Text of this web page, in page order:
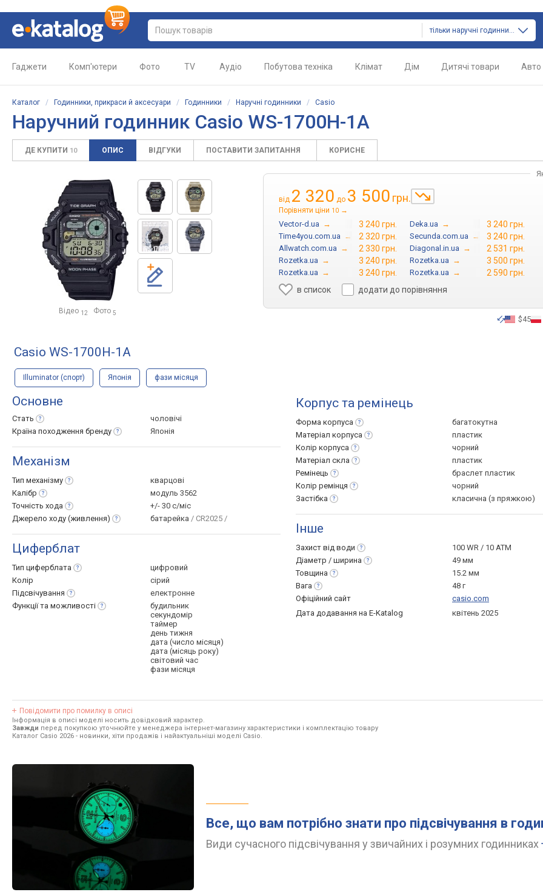
тільки наручні годинники
Гаджети Комп'ютери Фото TV Аудіо Побутова техніка Клімат Дім Дитячі товари Авто
Каталог / Годинники, прикраси й аксесуари / Годинники / Наручні годинники / Casio
Наручний годинник Casio WS-1700H-1A
ДЕ КУПИТИ 10 ОПИС ВІДГУКИ ПОСТАВИТИ ЗАПИТАННЯ КОРИСНЕ
Відео 12 Фото 5
від 2 320 до 3 500 грн.
Порівняти ціни 10 →
Vector-d.ua → 3 240 грн. Deka.ua → 3 240 грн.
Time4you.com.ua → 2 320 грн. Secunda.com.ua → 3 240 грн.
Allwatch.com.ua → 2 330 грн. Diagonal.in.ua → 2 531 грн.
Rozetka.ua → 3 240 грн. Rozetka.ua → 3 500 грн.
Rozetka.ua → 3 240 грн. Rozetka.ua →
2 590 грн.
в список
додати до порівняння
$45
Casio WS-1700H-1A
Illuminator (спорт) Японія фази місяця
Основне
Стать
чоловічі
Країна походження бренду Японія
Механізм
Тип механізму
кварцові
Калібр
модуль 3562
Точність хода
+/- 30 с/міс
Джерело ходу (живлення) батарейка / CR2025 /
Циферблат
Тип циферблата
цифровий
Колір
сірий
Підсвічування
електронне
Функції та можливості
будильник
секундомір
таймер
день тижня
дата (число місяця)
дата (місяць року)
світовий час
фази місяця
Корпус та ремінець
Форма корпуса
багатокутна
Матеріал корпуса
пластик
Колір корпуса
чорний
Матеріал скла
пластик
Ремінець
браслет пластик
Колір ремінця
чорний
Застібка
класична (з пряжкою)
Інше
Захист від води
100 WR / 10 ATM
Діаметр / ширина
49 мм
Товщина
15.2 мм
Вага
48 г
Офіційний сайт
casio.com
Дата додавання на E-Katalog
квітень 2025
Повідомити про помилку в описі
Інформація в описі моделі носить довідковий характер.
Завжди перед покупкою уточнюйте у менеджера інтернет-магазину характеристики і комплектацію товару
Каталог Casio 2026 - новинки, хіти продажів і найактуальніші моделі Casio.
Все, що вам потрібно знати про підсвічування в
Види сучасного підсвічування у звичайних і розумних годинниках